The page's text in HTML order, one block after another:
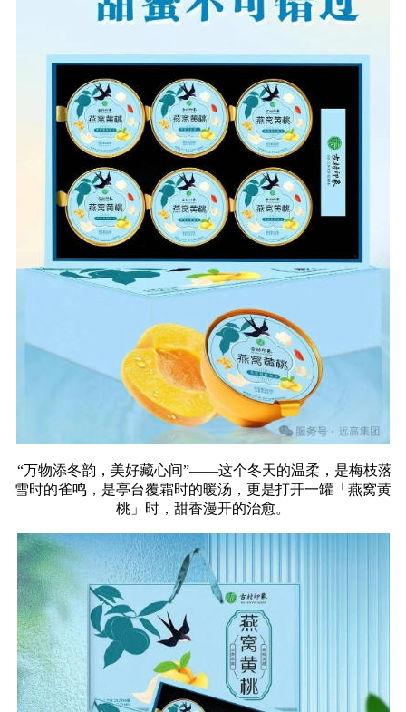
“万物添冬韵，美好藏心间”——这个冬天的温柔，是梅枝落
雪时的雀鸣，是亭台覆霜时的暖汤，更是打开一罐「燕窝黄
桃」时，甜香漫开的治愈。